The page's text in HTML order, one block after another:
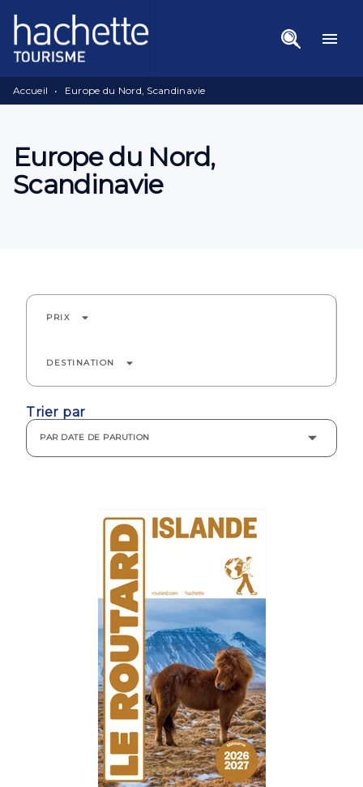
Menu Recherche
Pied De Page
menu
Accueil • Europe du Nord, Scandinavie
Europe du Nord,
Scandinavie
PRIX arrow_drop_down
DESTINATION arrow_drop_down
Trier par
PAR DATE DE PARUTION